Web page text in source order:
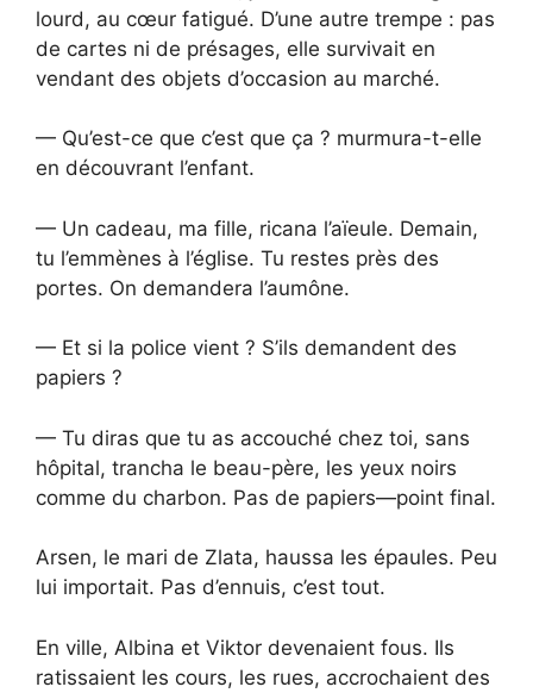
lourd, au cœur fatigué. D’une autre trempe : pas
de cartes ni de présages, elle survivait en
vendant des objets d’occasion au marché.
— Qu’est-ce que c’est que ça ? murmura-t-elle
en découvrant l’enfant.
— Un cadeau, ma fille, ricana l’aïeule. Demain,
tu l’emmènes à l’église. Tu restes près des
portes. On demandera l’aumône.
— Et si la police vient ? S’ils demandent des
papiers ?
— Tu diras que tu as accouché chez toi, sans
hôpital, trancha le beau-père, les yeux noirs
comme du charbon. Pas de papiers—point final.
Arsen, le mari de Zlata, haussa les épaules. Peu
lui importait. Pas d’ennuis, c’est tout.
En ville, Albina et Viktor devenaient fous. Ils
ratissaient les cours, les rues, accrochaient des